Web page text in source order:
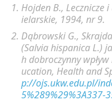
Hojden B., Lecznicze
ielarskie, 1994, nr 9.
Dąbrowski G.,
(Salvia hispanica L.)
h dobroczynny
ucation, Health and
p://ojs.ukw.edu.pl/
5%289%29%3A337-